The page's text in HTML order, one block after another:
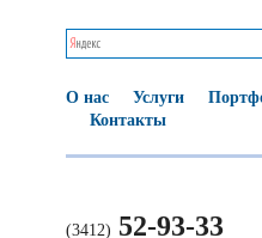
О нас Услуги
Контакты
(3412) 52-93-33